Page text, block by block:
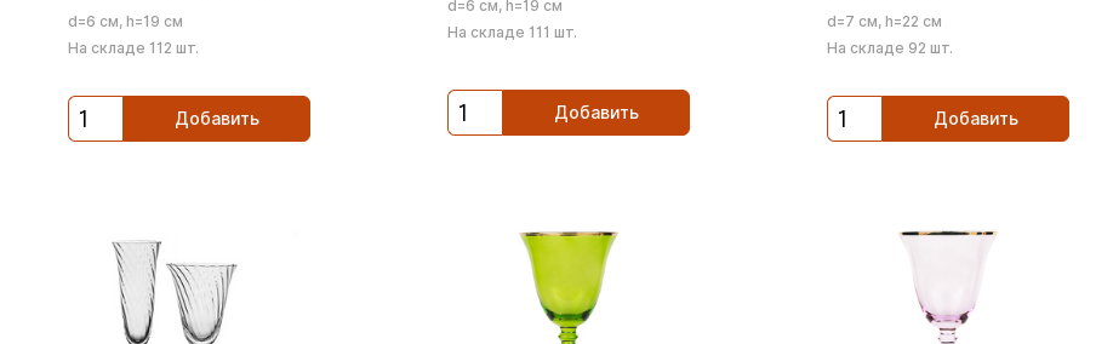
d=6 см, h=19 см
На складе 112 шт.
Добавить
d=6 см, h=19 см
На складе 111 шт.
Добавить
d=7 см, h=22 см
На складе 92 шт.
Добавить